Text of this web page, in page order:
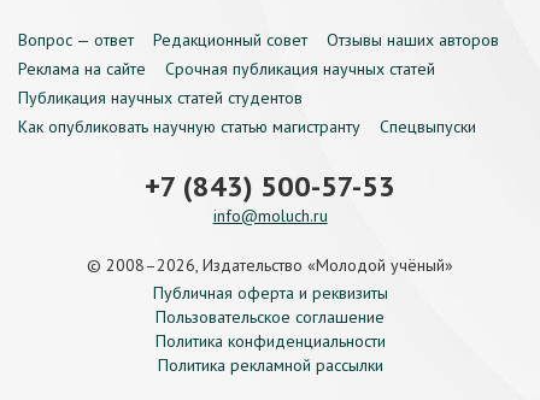
Вопрос — ответ Редакционный совет
Отзывы наших авторов
Реклама на сайте
Срочная публикация научных статей
Публикация научных статей студентов
Как опубликовать научную статью магистранту
Спецвыпуски
+7 (843) 500-57-53
info@moluch.ru
© 2008–2026, Издательство «Молодой учёный»
Публичная оферта и реквизиты
Пользовательское соглашение
Политика конфиденциальности
Политика рекламной рассылки